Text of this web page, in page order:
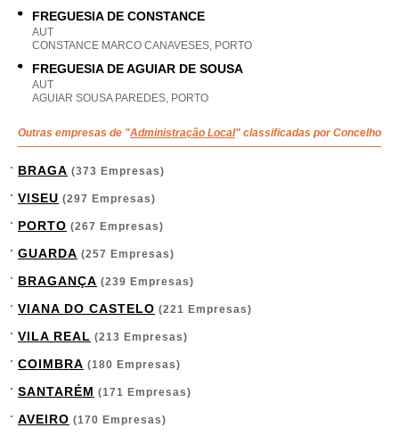
FREGUESIA DE CONSTANCE
AUT
CONSTANCE MARCO CANAVESES, PORTO
FREGUESIA DE AGUIAR DE SOUSA
AUT
AGUIAR SOUSA PAREDES, PORTO
Outras empresas de "Administração Local" classificadas por Concelho
BRAGA (373 Empresas)
VISEU (297 Empresas)
PORTO (267 Empresas)
GUARDA (257 Empresas)
BRAGANÇA (239 Empresas)
VIANA DO CASTELO (221 Empresas)
VILA REAL (213 Empresas)
COIMBRA (180 Empresas)
SANTARÉM (171 Empresas)
AVEIRO (170 Empresas)